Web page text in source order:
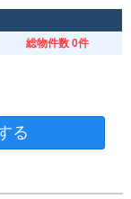
総物件数 0件
る